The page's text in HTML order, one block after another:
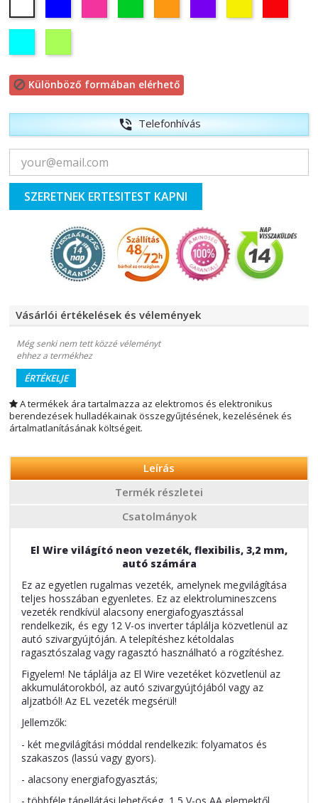
 Különböző formában elérhető
phone_in_talk Telefonhívás
SZERETNEK ERTESITEST KAPNI
Vásárlói értékelések és vélemények
Még senki nem tett közzé véleményt
ehhez a termékhez
ÉRTÉKELJE
A termékek ára tartalmazza az elektromos és elektronikus
berendezések hulladékainak összegyűjtésének, kezelésének és
ártalmatlanításának költségeit.
Leírás
Termék részletei
Csatolmányok
El Wire világító neon vezeték, flexibilis, 3,2 mm,
autó számára
Ez az egyetlen rugalmas vezeték, amelynek megvilágítása
teljes hosszában egyenletes. Ez az elektrolumineszcens
vezeték rendkívül alacsony energiafogyasztással
rendelkezik, és egy 12 V-os inverter táplálja közvetlenül az
autó szivargyújtóján. A telepítéshez kétoldalas
ragasztószalag vagy ragasztó használható a rögzítéshez.
Figyelem! Ne táplálja az El Wire vezetéket közvetlenül az
akkumulátorokból, az autó szivargyújtójából vagy az
aljzatból! Az EL vezeték megsérül!
Jellemzők:
- két megvilágítási móddal rendelkezik: folyamatos és
szakaszos (lassú vagy gyors).
- alacsony energiafogyasztás;